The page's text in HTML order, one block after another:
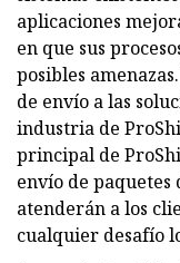
aplicaciones
en que sus
posibles
de envío a las
industria de
principal de
envío de
atenderán a los
cualquier desafío